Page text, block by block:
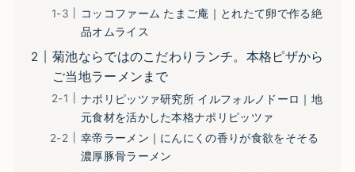
コッコファーム たまご庵｜とれたて卵で作る絶
品オムライス
菊池ならではのこだわりランチ。本格ピザから
ご当地ラーメンまで
ナポリピッツァ研究所 イルフォルノドーロ｜地
元食材を活かした本格ナポリピッツァ
幸帝ラーメン｜にんにくの香りが食欲をそそる
濃厚豚骨ラーメン